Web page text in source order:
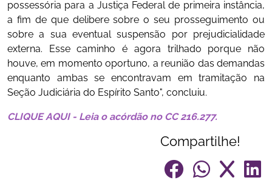
possessória para a Justiça Federal de primeira instância,
a fim de que delibere sobre o seu prosseguimento ou
sobre a sua eventual suspensão por prejudicialidade
externa. Esse caminho é agora trilhado porque não
houve, em momento oportuno, a reunião das demandas
enquanto ambas se encontravam em tramitação na
Seção Judiciária do Espírito Santo", concluiu.
CLIQUE AQUI - Leia o acórdão no CC 216.277.
Compartilhe!